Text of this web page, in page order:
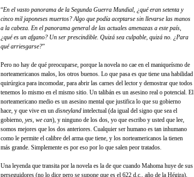
“En el vasto panorama de la Segunda Guerra Mundial, ¿qué eran setenta y
cinco mil japoneses muertos? Algo que podía aceptarse sin llevarse las manos
a la cabeza. En el panorama general de las actuales amenazas a este país,
¿qué es un afgano? Un ser prescindible. Quizá sea culpable, quizá no. ¿Para
qué arriesgarse?”
Pero no hay de qué preocuparse, porque la novela no cae en el maniqueísmo de
norteamericanos malos, los otros buenos. Lo que pasa es que tiene una habilidad
quirúrgica para incomodar, para abrir las carnes del lector y demostrar que todos
tenemos lo mismo en el mismo sitio. Un talibán es un asesino real o potencial. El
norteamericano medio es un asesino mental que justifica lo que su gobierno
hace, y que vive en un disneyland intelectual (da igual del signo que sea el
gobierno, yes, we can), y ninguno de los dos, yo que escribo y usted que lee,
somos mejores que los dos anteriores. Cualquier ser humano es tan inhumano
como le permite el calibre del arma que tiene, y los norteamericanos la tienen
más grande. Simplemente es por eso por lo que salen peor tratados.
Una leyenda que transita por la novela es la de que cuando Mahoma huye de sus
perseguidores (no lo dice pero se supone que es el 622 d.c., año de la Hégira),